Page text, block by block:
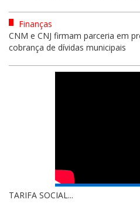
Finanças
CNM e CNJ firmam parceria em
cobrança de dívidas municipais
TARIFA SOCIAL...